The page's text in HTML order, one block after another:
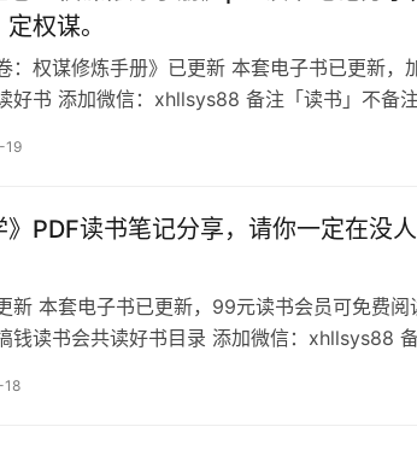
权谋。
：权谋修炼手册》已更新 本套电子书已更新，
好书 添加微信：xhllsys88 备注「读书」不备
19
》PDF读书笔记分享，请你一定在没
新 本套电子书已更新，99元读书会员可免费阅
钱读书会共读好书目录 添加微信：xhllsys88